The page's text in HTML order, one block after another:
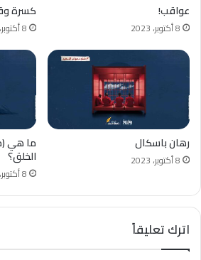
عواقب!
8 أكتوبر، 2023
كسرة
8 أكتوبر، 2023
رهان باسكال
8 أكتوبر، 2023
ما هي
الخلق؟
8 أكتوبر، 2023
اترك تعليقاً